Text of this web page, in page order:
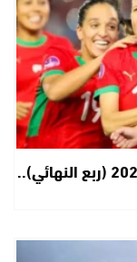
كأس أمم إفريقيا للسيدات – المغرب 2026 (ربع النهائي)..